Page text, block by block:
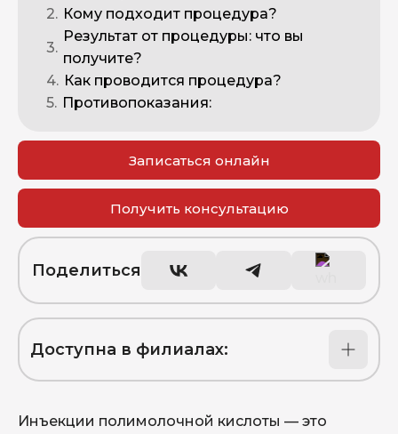
2. Кому подходит процедура?
3.
Результат от процедуры: что вы
получите?
4. Как проводится процедура?
5. Противопоказания:
Записаться онлайн
Получить консультацию
Поделиться
Доступна в филиалах:
Героя Георгия Бочарникова, 1
Инъекции полимолочной кислоты — это